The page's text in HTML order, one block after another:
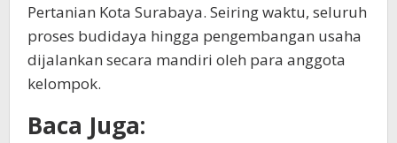
Pertanian Kota Surabaya. Seiring waktu, seluruh
proses budidaya hingga pengembangan usaha
dijalankan secara mandiri oleh para anggota
kelompok.
Baca Juga: